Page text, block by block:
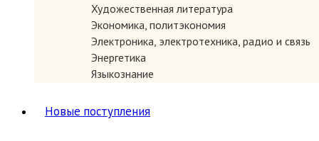
Художественная литература
Экономика, политэкономия
Электроника, электротехника, радио и связь
Энергетика
Языкознание
Новые поступления